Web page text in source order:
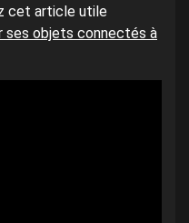
cet article utile
ses objets connectés à